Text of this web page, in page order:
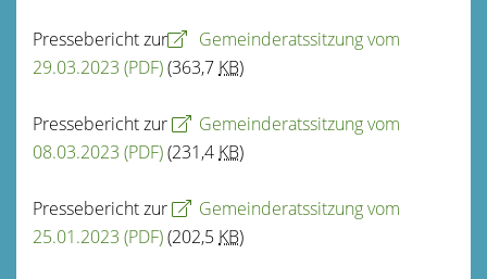
Pressebericht zur
Gemeinderatssitzung vom
29.03.2023 (PDF)(363,7 KB)
Pressebericht zur
Gemeinderatssitzung vom
08.03.2023 (PDF)(231,4 KB)
Pressebericht zur
Gemeinderatssitzung vom
25.01.2023 (PDF)(202,5 KB)